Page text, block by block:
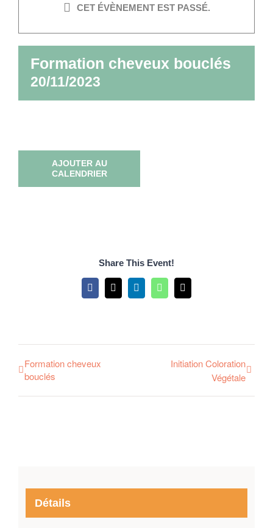
CET ÉVÈNEMENT EST PASSÉ.
Formation cheveux bouclés
20/11/2023
AJOUTER AU
CALENDRIER
Share This Event!
Facebook
X LinkedInWhatsApp
Email
Formation cheveux
bouclés
Initiation Coloration
Végétale
Détails